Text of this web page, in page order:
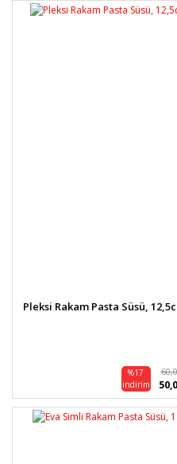
Pleksi Rakam Pasta Süsü,
%17
indirim